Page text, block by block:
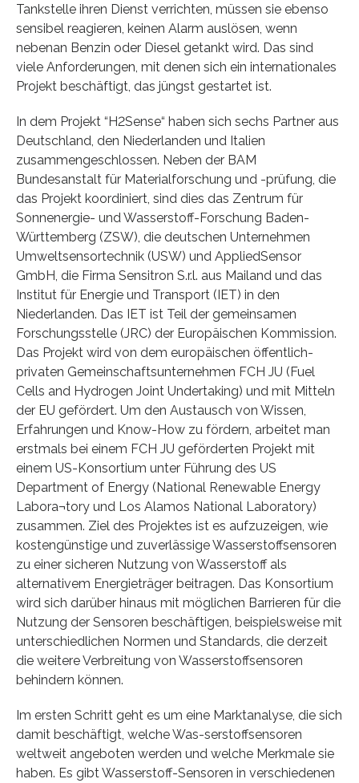
Tankstelle ihren Dienst verrichten, müssen sie ebenso
sensibel reagieren, keinen Alarm auslösen, wenn
nebenan Benzin oder Diesel getankt wird. Das sind
viele Anforderungen, mit denen sich ein internationales
Projekt beschäftigt, das jüngst gestartet ist.
In dem Projekt “H2Sense“ haben sich sechs Partner aus
Deutschland, den Niederlanden und Italien
zusammengeschlossen. Neben der BAM
Bundesanstalt für Materialforschung und -prüfung, die
das Projekt koordiniert, sind dies das Zentrum für
Sonnenergie- und Wasserstoff-Forschung Baden-
Württemberg (ZSW), die deutschen Unternehmen
Umweltsensortechnik (USW) und AppliedSensor
GmbH, die Firma Sensitron S.r.l. aus Mailand und das
Institut für Energie und Transport (IET) in den
Niederlanden. Das IET ist Teil der gemeinsamen
Forschungsstelle (JRC) der Europäischen Kommission.
Das Projekt wird von dem europäischen öffentlich-
privaten Gemeinschaftsunternehmen FCH JU (Fuel
Cells and Hydrogen Joint Undertaking) und mit Mitteln
der EU gefördert. Um den Austausch von Wissen,
Erfahrungen und Know-How zu fördern, arbeitet man
erstmals bei einem FCH JU geförderten Projekt mit
einem US-Konsortium unter Führung des US
Department of Energy (National Renewable Energy
Labora¬tory und Los Alamos National Laboratory)
zusammen. Ziel des Projektes ist es aufzuzeigen, wie
kostengünstige und zuverlässige Wasserstoffsensoren
zu einer sicheren Nutzung von Wasserstoff als
alternativem Energieträger beitragen. Das Konsortium
wird sich darüber hinaus mit möglichen Barrieren für die
Nutzung der Sensoren beschäftigen, beispielsweise mit
unterschiedlichen Normen und Standards, die derzeit
die weitere Verbreitung von Wasserstoffsensoren
behindern können.
Im ersten Schritt geht es um eine Marktanalyse, die sich
damit beschäftigt, welche Was-serstoffsensoren
weltweit angeboten werden und welche Merkmale sie
haben. Es gibt Wasserstoff-Sensoren in verschiedenen